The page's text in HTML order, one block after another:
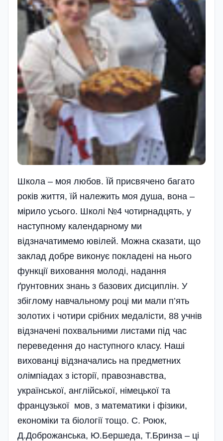
Школа – моя любов. Їй присвячено багато
років життя, їй належить моя душа, вона –
мірило усього. Школі №4 чотирнадцять, у
наступному календарному ми
відзначатимемо ювілей. Можна сказати, що
заклад добре виконує покладені на нього
функції виховання молоді, надання
ґрунтовних знань з базових дисциплін. У
збіглому навчальному році ми мали п’ять
золотих і чотири срібних медалісти, 88 учнів
відзначені похвальними листами під час
переведення до наступного класу. Наші
вихованці відзначались на предметних
олімпіадах з історії, правознавства,
української, англійської, німецької та
французької мов, з математики і фізики,
економіки та біології тощо. С. Роюк,
Д.Доброжанська, Ю.Бершеда, Т.Бринза – ці